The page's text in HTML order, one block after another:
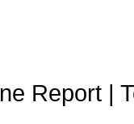
Report |